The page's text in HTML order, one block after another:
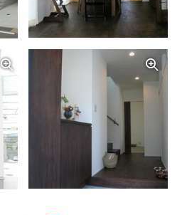
写真を拡大する